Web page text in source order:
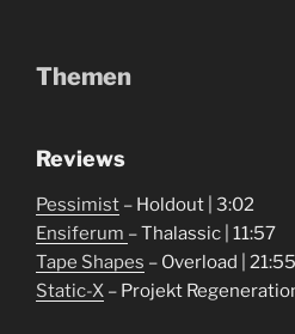
Themen
Reviews
Pessimist – Holdout | 3:02
Ensiferum – Thalassic | 11:57
Tape Shapes – Overload | 21:55
Static-X – Projekt